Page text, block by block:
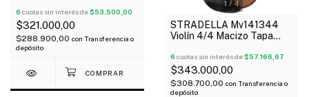
6 cuotas sin interés de$53.500,00
$321.000,00
$288.900,00 con Transferencia o
depósito
1 /4
STRADELLA Mv141344
Violín 4/4 Macizo Tapa
Fondo Maple
6 cuotas sin interés de$57.166,67
$343.000,00
$308.700,00 con Transferencia o
depósito